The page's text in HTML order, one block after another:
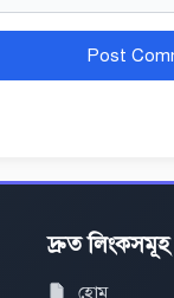
দ্রুত লিংকসমূহ
হোম